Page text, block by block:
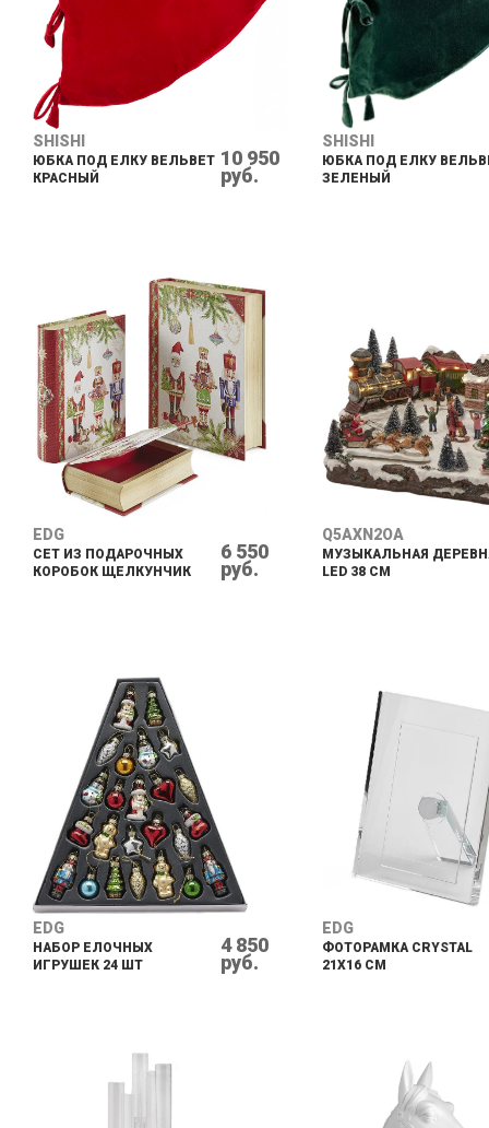
SHISHI
ЮБКА ПОД ЕЛКУ ВЕЛЬВЕТ
КРАСНЫЙ
10 950
руб.
SHISHI
ЮБКА ПОД ЕЛКУ
ЗЕЛЕНЫЙ
EDG
СЕТ ИЗ ПОДАРОЧНЫХ
КОРОБОК ЩЕЛКУНЧИК
6 550
руб.
Q5AXN2OA
МУЗЫКАЛЬНАЯ
LED 38 CM
EDG
НАБОР ЕЛОЧНЫХ
ИГРУШЕК 24 ШТ
4 850
руб.
EDG
ФОТОРАМКА CRYSTAL
21X16 CM